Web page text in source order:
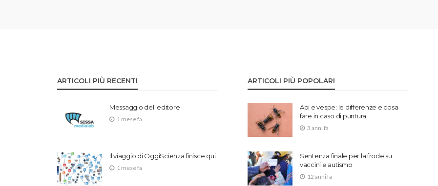
ARTICOLI PIÙ RECENTI
Messaggio dell’editore
1 mese fa
Il viaggio di OggiScienza finisce qui
1 mese fa
ARTICOLI PIÙ POPOLARI
Api e vespe: le differenze e cosa
fare in caso di puntura
3 anni fa
Sentenza finale per la frode su
vaccini e autismo
12 anni fa